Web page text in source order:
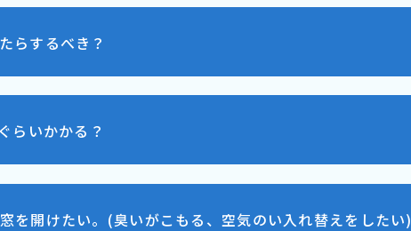
らするべき？
らいかかる？
を開けたい。(臭いがこもる、空気のい入れ替えをしたい)